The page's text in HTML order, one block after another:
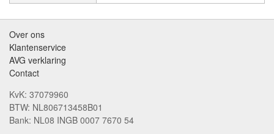
Over ons
Klantenservice
AVG verklaring
Contact
KvK: 37079960
BTW: NL806713458B01
Bank: NL08 INGB 0007 7670 54